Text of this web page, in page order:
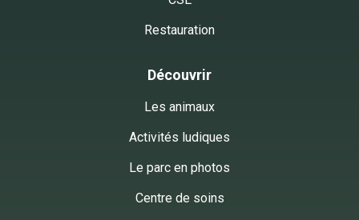
Restauration
Découvrir
Les animaux
Activités ludiques
Le parc en photos
Centre de soins